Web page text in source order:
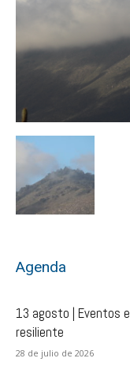
Agenda
13 agosto | Eventos
resiliente
28 de julio de 2026